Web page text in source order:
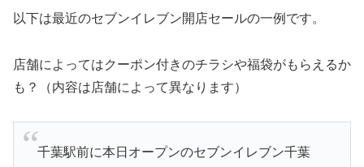
以下は最近のセブンイレブン開店セールの一例です。
店舗によってはクーポン付きのチラシや福袋がもらえるか
も？（内容は店舗によって異なります）
千葉駅前に本日オープンのセブンイレブン千葉